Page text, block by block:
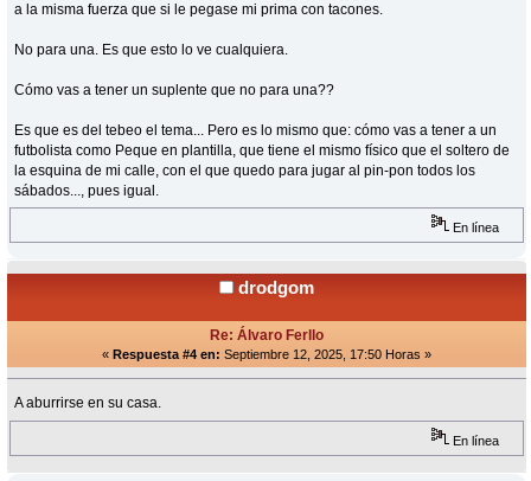
a la misma fuerza que si le pegase mi prima con tacones.
No para una. Es que esto lo ve cualquiera.
Cómo vas a tener un suplente que no para una??
Es que es del tebeo el tema... Pero es lo mismo que: cómo vas a tener a un
futbolista como Peque en plantilla, que tiene el mismo físico que el soltero de
la esquina de mi calle, con el que quedo para jugar al pin-pon todos los
sábados..., pues igual.
En línea
drodgom
Re: Álvaro Ferllo
« Respuesta #4 en: Septiembre 12, 2025, 17:50 Horas »
A aburrirse en su casa.
En línea